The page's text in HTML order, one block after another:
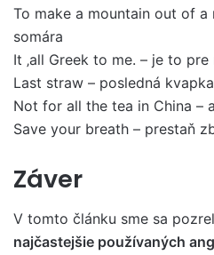
To make a mountain out of
somára
It ‚all Greek to me. – je to
Last straw – posledná kvapka
Not for all the tea in China –
Save your breath – prestaň
Záver
V tomto článku sme sa
najčastejšie používaných